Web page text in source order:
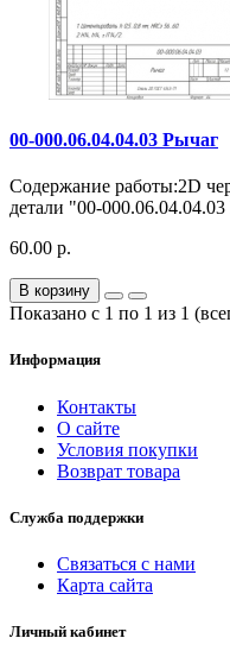
00-000.06.04.04.03 Рычаг
Содержание работы:2D
детали "00-
60.00 р.
В корзину
Показано с 1 по 1 из 1
Информация
Контакты
О сайте
Условия покупки
Возврат товара
Служба поддержки
Связаться с нами
Карта сайта
Личный кабинет